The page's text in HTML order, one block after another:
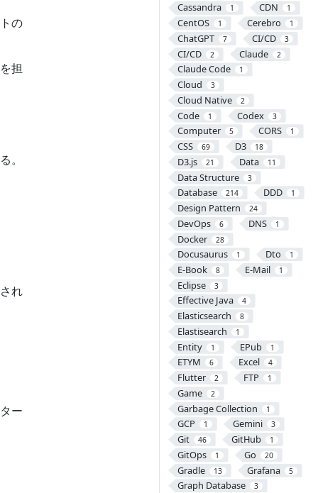
Cassandra 1 CDN 1
CentOS 1 Cerebro 1
ChatGPT 7 CI/CD 3
CI/CD 2 Claude 2
Claude Code 1
Cloud 3
Cloud Native 2
Code 1 Codex 3
Computer 5 CORS 1
CSS 69 D3 18
D3.js 21 Data 11
Data Structure 3
Database 214 DDD 1
Design Pattern 24
DevOps 6 DNS 1
Docker 28
Docusaurus 1 Dto 1
E-Book 8 E-Mail 1
Eclipse 3
Effective Java 4
Elasticsearch 8
Elastisearch 1
Entity 1 EPub 1
ETYM 6 Excel 4
Flutter 2 FTP 1
Game 2
Garbage Collection 1
GCP 1 Gemini 3
Git 46 GitHub 1
GitOps 1 Go 20
Gradle 13 Grafana 5
Graph Database 3
の
担
。
れ
ー